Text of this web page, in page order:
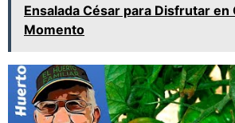
Ensalada César para Disfrutar en
Momento